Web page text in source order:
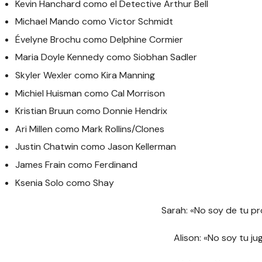
Kevin Hanchard como el Detective Arthur Bell
Michael Mando como Victor Schmidt
Évelyne Brochu como Delphine Cormier
Maria Doyle Kennedy como Siobhan Sadler
Skyler Wexler como Kira Manning
Michiel Huisman como Cal Morrison
Kristian Bruun como Donnie Hendrix
Ari Millen como Mark Rollins/Clones
Justin Chatwin como Jason Kellerman
James Frain como Ferdinand
Ksenia Solo como Shay
Sarah: «No soy de tu
Alison: «No soy tu